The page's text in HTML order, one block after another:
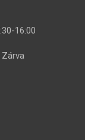
16:00
Zárva